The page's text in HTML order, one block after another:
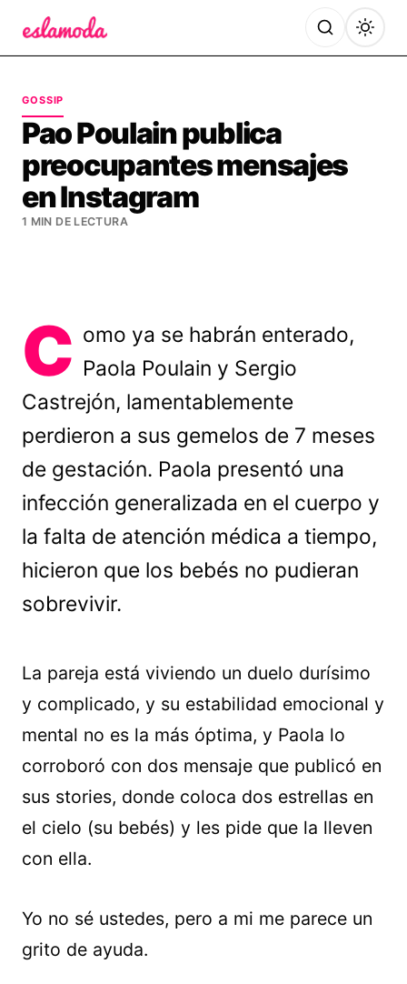
GOSSIP
Pao Poulain publica
preocupantes mensajes
en Instagram
1 MIN DE LECTURA
C omo ya se habrán enterado,
Paola Poulain y Sergio
Castrejón, lamentablemente
perdieron a sus gemelos de 7 meses
de gestación. Paola presentó una
infección generalizada en el cuerpo y
la falta de atención médica a tiempo,
hicieron que los bebés no pudieran
sobrevivir.
La pareja está viviendo un duelo durísimo
y complicado, y su estabilidad emocional y
mental no es la más óptima, y Paola lo
corroboró con dos mensaje que publicó en
sus stories, donde coloca dos estrellas en
el cielo (su bebés) y les pide que la lleven
con ella.
Yo no sé ustedes, pero a mi me parece un
grito de ayuda.